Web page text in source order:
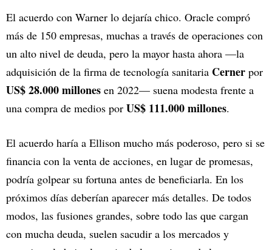
El acuerdo con Warner lo dejaría chico. Oracle compró
más de 150 empresas, muchas a través de operaciones con
un alto nivel de deuda, pero la mayor hasta ahora —la
adquisición de la firma de tecnología sanitaria Cerner por
US$ 28.000 millones en 2022— suena modesta frente a
una compra de medios por US$ 111.000 millones.
El acuerdo haría a Ellison mucho más poderoso, pero si se
financia con la venta de acciones, en lugar de promesas,
podría golpear su fortuna antes de beneficiarla. En los
próximos días deberían aparecer más detalles. De todos
modos, las fusiones grandes, sobre todo las que cargan
con mucha deuda, suelen sacudir a los mercados y